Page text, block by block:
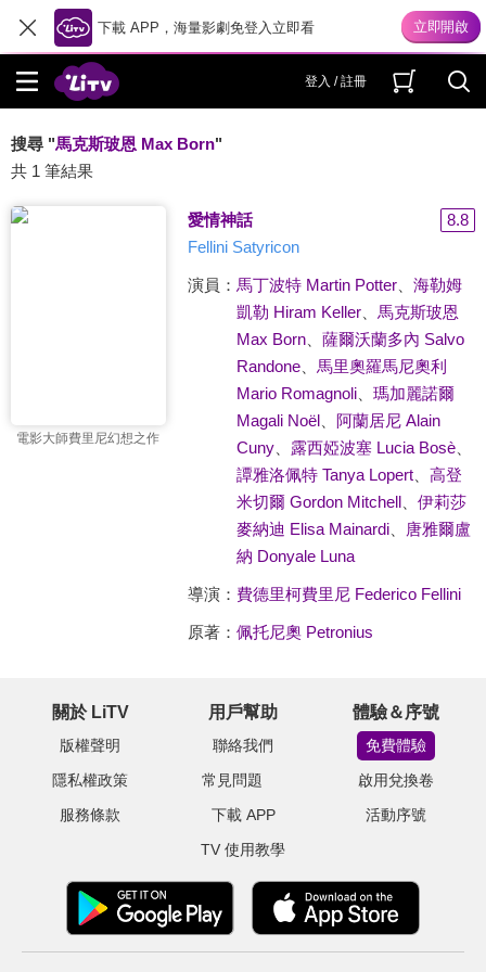
下載 APP，海量影劇免登入立即看
登入 / 註冊
搜尋 "馬克斯玻恩 Max Born"
共 1 筆結果
電影大師費里尼幻想之作
愛情神話
8.8
Fellini Satyricon
演員： 馬丁波特 Martin Potter、 海勒姆
凱勒 Hiram Keller、 馬克斯玻恩
Max Born、 薩爾沃蘭多內 Salvo
Randone、 馬里奧羅馬尼奧利
Mario Romagnoli、 瑪加麗諾爾
Magali Noël、 阿蘭居尼 Alain
Cuny、 露西婭波塞 Lucia Bosè、
譚雅洛佩特 Tanya Lopert、 高登
米切爾 Gordon Mitchell、 伊莉莎
麥納迪 Elisa Mainardi、
唐雅爾盧
納 Donyale Luna
導演： 費德里柯費里尼 Federico Fellini
原著： 佩托尼奧 Petronius
關於 LiTV
版權聲明
隱私權政策
服務條款
用戶幫助
聯絡我們
常見問題
下載 APP
TV 使用教學
體驗＆序號
免費體驗
啟用兌換卷
活動序號